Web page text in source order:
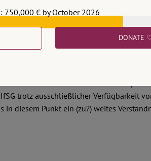
gegen die Auf- und
rund zwei Jahren – viel
weiterer Blick auf den zuvor mit
trotz ausschließlicher Verfügbarkeit
diesem Punkt ein (zu?) weites
750,000 € by October 2026
DONATE